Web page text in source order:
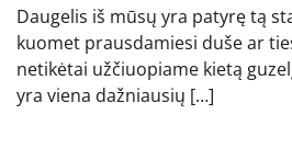
Daugelis iš mūsų yra patyrę tą
kuomet prausdamiesi duše ar
netikėtai užčiuopiame kietą
yra viena dažniausių […]